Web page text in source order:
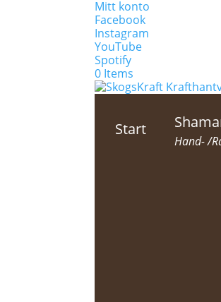
Mitt konto
Facebook
Instagram
YouTube
Spotify
0 Items
Start
Hand- /